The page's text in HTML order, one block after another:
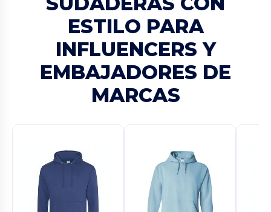
ESTILO PARA
INFLUENCERS Y
EMBAJADORES DE
MARCAS